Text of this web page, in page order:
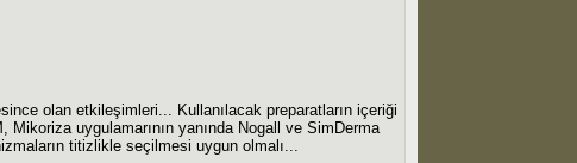
olan etkileşimleri... Kullanılacak preparatların içeriği
uygulamarının yanında Nogall ve SimDerma
titizlikle seçilmesi uygun olmalı...